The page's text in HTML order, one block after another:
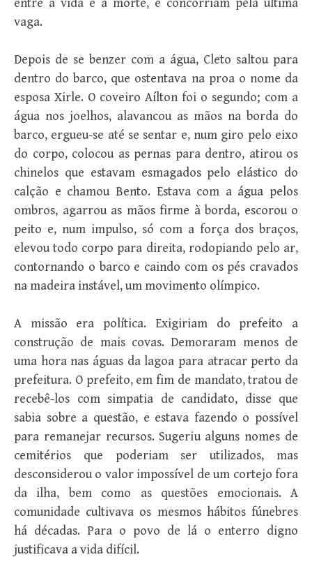
entre a vida e a morte, e concorriam pela última
vaga.
Depois de se benzer com a água, Cleto saltou para
dentro do barco, que ostentava na proa o nome da
esposa Xirle. O coveiro Aílton foi o segundo; com a
água nos joelhos, alavancou as mãos na borda do
barco, ergueu-se até se sentar e, num giro pelo eixo
do corpo, colocou as pernas para dentro, atirou os
chinelos que estavam esmagados pelo elástico do
calção e chamou Bento. Estava com a água pelos
ombros, agarrou as mãos firme à borda, escorou o
peito e, num impulso, só com a força dos braços,
elevou todo corpo para direita, rodopiando pelo ar,
contornando o barco e caindo com os pés cravados
na madeira instável, um movimento olímpico.
A missão era política. Exigiriam do prefeito a
construção de mais covas. Demoraram menos de
uma hora nas águas da lagoa para atracar perto da
prefeitura. O prefeito, em fim de mandato, tratou de
recebê-los com simpatia de candidato, disse que
sabia sobre a questão, e estava fazendo o possível
para remanejar recursos. Sugeriu alguns nomes de
cemitérios que poderiam ser utilizados, mas
desconsiderou o valor impossível de um cortejo fora
da ilha, bem como as questões emocionais. A
comunidade cultivava os mesmos hábitos fúnebres
há décadas. Para o povo de lá o enterro digno
justificava a vida difícil.